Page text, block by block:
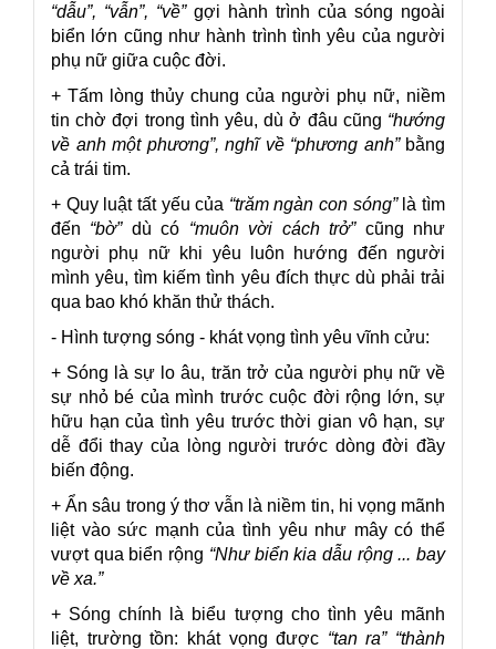
“dẫu”, “vẫn”, “về”gợi hành trình của sóng ngoài
biển lớn cũng như hành trình tình yêu của người
phụ nữ giữa cuộc đời.
+ Tấm lòng thủy chung của người phụ nữ, niềm
tin chờ đợi trong tình yêu, dù ở đâu cũng “hướng
về anh một phương”, nghĩ về “phương anh” bằng
cả trái tim.
+ Quy luật tất yếu của “trăm ngàn con sóng”là tìm
đến “bờ”dù có “muôn vời cách trở”cũng như
người phụ nữ khi yêu luôn hướng đến người
mình yêu, tìm kiếm tình yêu đích thực dù phải trải
qua bao khó khăn thử thách.
- Hình tượng sóng - khát vọng tình yêu vĩnh cửu:
+ Sóng là sự lo âu, trăn trở của người phụ nữ về
sự nhỏ bé của mình trước cuộc đời rộng lớn, sự
hữu hạn của tình yêu trước thời gian vô hạn, sự
dễ đổi thay của lòng người trước dòng đời đầy
biến động.
+ Ẩn sâu trong ý thơ vẫn là niềm tin, hi vọng mãnh
liệt vào sức mạnh của tình yêu như mây có thể
vượt qua biển rộng “Như biển kia dẫu rộng ... bay
về xa.”
+ Sóng chính là biểu tượng cho tình yêu mãnh
liệt, trường tồn: khát vọng được “tan ra” “thành